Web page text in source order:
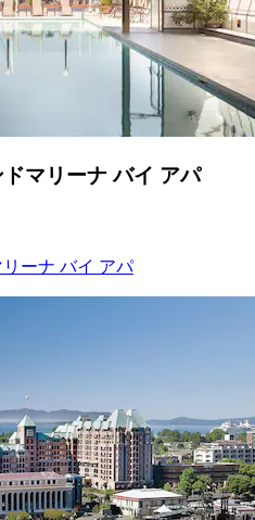
マリーナ バイ アパ
ーナ バイ アパ